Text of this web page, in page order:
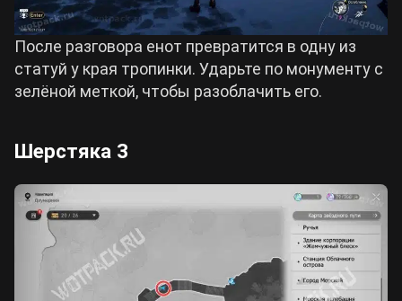
После разговора енот превратится в одну из
статуй у края тропинки. Ударьте по монументу с
зелёной меткой, чтобы разоблачить его.
Шерстяка 3